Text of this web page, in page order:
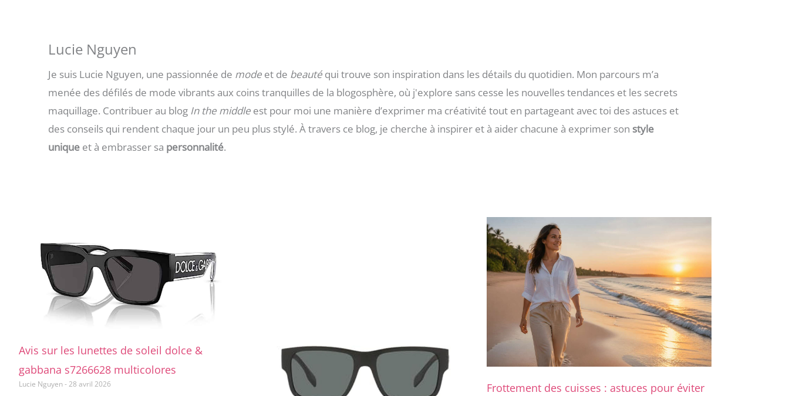
Lucie Nguyen
Je suis Lucie Nguyen, une passionnée de mode et de beauté qui trouve son inspiration dans les détails du quotidien. Mon parcours m’a
menée des défilés de mode vibrants aux coins tranquilles de la blogosphère, où j'explore sans cesse les nouvelles tendances et les secrets
maquillage. Contribuer au blog In the middle est pour moi une manière d’exprimer ma créativité tout en partageant avec toi des astuces et
des conseils qui rendent chaque jour un peu plus stylé. À travers ce blog, je cherche à inspirer et à aider chacune à exprimer son style
unique et à embrasser sa personnalité.
Avis sur les lunettes de soleil dolce &
gabbana s7266628 multicolores
Lucie Nguyen 28 avril 2026
Frottement des cuisses : astuces pour éviter